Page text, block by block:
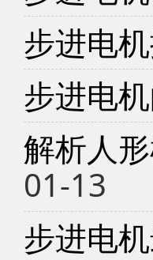
步进电
步进电
解析人
01-13
步进电